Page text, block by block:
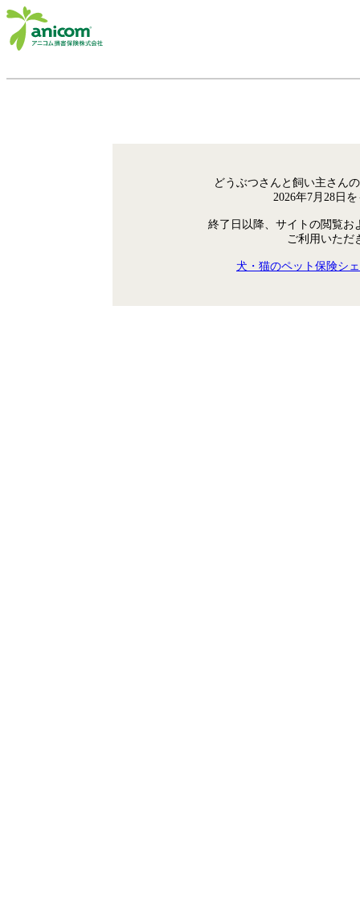
どうぶつさんと飼い主さん
2026年7月28日
終了日以降、サイトの閲覧お
ご利用いただ
犬・猫のペット保険シ